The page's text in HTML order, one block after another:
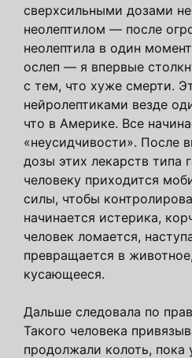
сверхсильными дозами
неолептилом — после
неолептила в один
ослеп — я впервые
с тем, что хуже смерти.
нейролептиками везде
что в Америке. Все
«неусидчивости». После
дозы этих лекарств типа
человеку приходится
силы, чтобы
начинается истерика,
человек ломается,
превращается в
кусающееся.
Дальше следовала по
Такого человека
продолжали колоть, пока